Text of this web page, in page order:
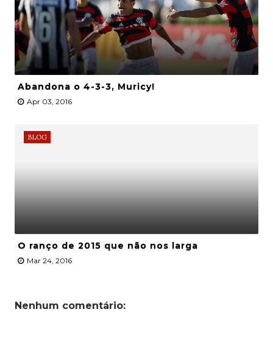
Abandona o 4-3-3, Muricy!
Apr 03, 2016
BLOG
O ranço de 2015 que não nos larga
Mar 24, 2016
Nenhum comentário: